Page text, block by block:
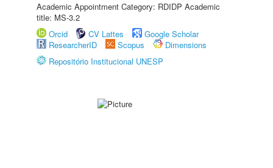
Academic Appointment Category: RDIDP Academic
title: MS-3.2
Orcid
CV Lattes
Google Scholar
ResearcherID
Scopus
Dimensions
Repositório Institucional UNESP